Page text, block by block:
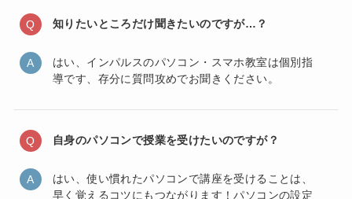
知りたいところだけ聞きたいのですが…？
はい、インパルスのパソコン・スマホ教室は個別指
導です、存分に質問攻めでお聞きください。
自身のパソコンで授業を受けたいのですが？
はい、使い慣れたパソコンで講座を受けることは、
早く覚えるコツにもつながります！パソコンの設定